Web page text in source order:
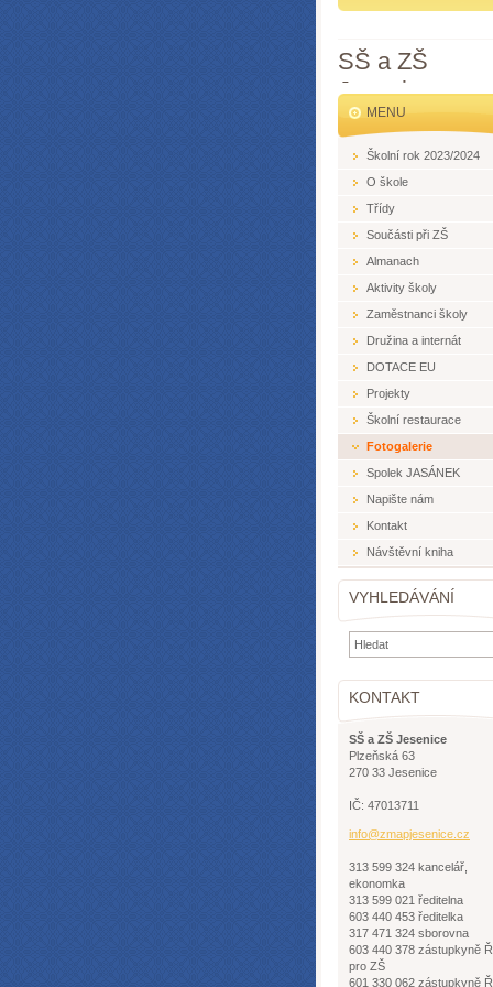
SŠ a ZŠ
Jesenice
MENU
Školní rok 2023/2024
O škole
Třídy
Součásti při ZŠ
Almanach
Aktivity školy
Zaměstnanci školy
Družina a internát
DOTACE EU
Projekty
Školní restaurace
Fotogalerie
Spolek JASÁNEK
Napište nám
Kontakt
Návštěvní kniha
VYHLEDÁVÁNÍ
KONTAKT
SŠ a ZŠ Jesenice
Plzeňská 63
270 33 Jesenice
IČ: 47013711
info@zmapjesenice.cz
313 599 324 kancelář,
ekonomka
313 599 021 ředitelna
603 440 453 ředitelka
317 471 324 sborovna
603 440 378 zástupkyně
pro ZŠ
601 330 062 zástupkyně